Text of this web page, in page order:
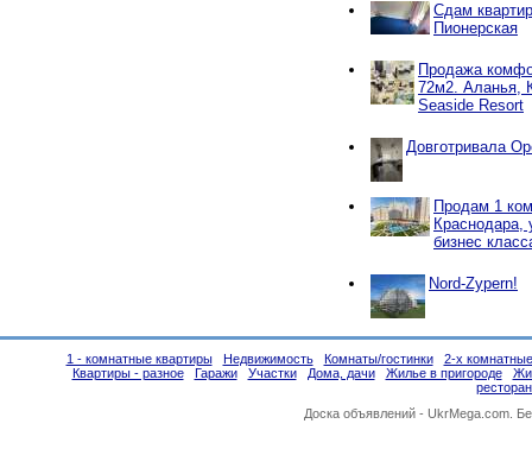
Сдам
Пионерская
Продажа
72м2. Аланья,
Seaside Resort
Довготривала
Продам 1
бизнес
Nord-Zypern!
1 - комнатные квартиры Недвижимость Комнаты/гостинки
2-х
Квартиры - разное
Гаражи Участки Дома, дачи Жилье в пригороде
Доска объявлений - UkrMega.com.